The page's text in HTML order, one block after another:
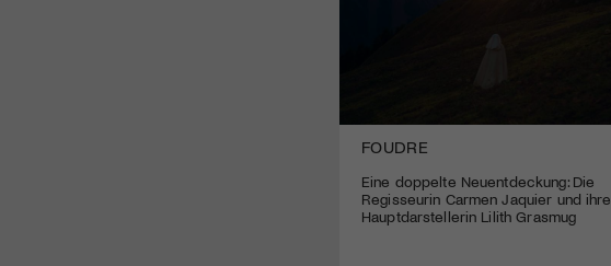
FOUDRE
Eine doppelte Neuentdeckung: Die
Regisseurin Carmen Jaquier und ihre
Hauptdarstellerin Lilith Grasmug